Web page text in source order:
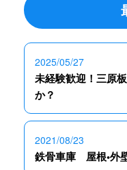
2025/05/27
未経験歓迎！三原
か？
2021/08/23
鉄骨車庫 屋根•外